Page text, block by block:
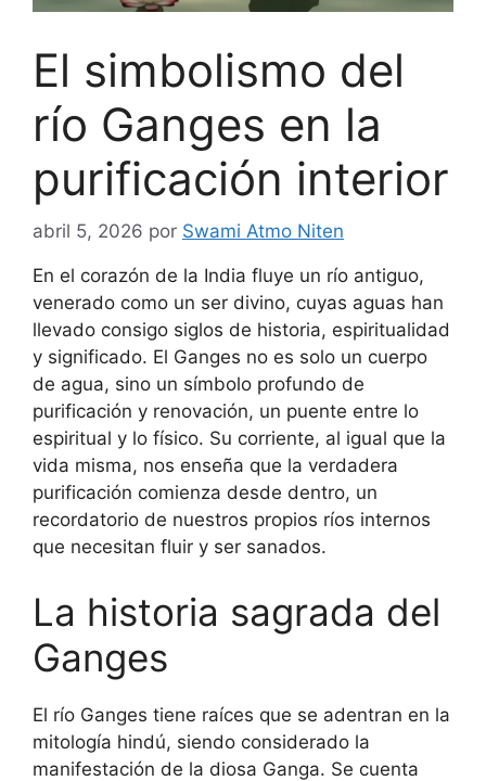
El simbolismo del
río Ganges en la
purificación interior
abril 5, 2026 por Swami Atmo Niten
En el corazón de la India fluye un río antiguo,
venerado como un ser divino, cuyas aguas han
llevado consigo siglos de historia, espiritualidad
y significado. El Ganges no es solo un cuerpo
de agua, sino un símbolo profundo de
purificación y renovación, un puente entre lo
espiritual y lo físico. Su corriente, al igual que la
vida misma, nos enseña que la verdadera
purificación comienza desde dentro, un
recordatorio de nuestros propios ríos internos
que necesitan fluir y ser sanados.
La historia sagrada del
Ganges
El río Ganges tiene raíces que se adentran en la
mitología hindú, siendo considerado la
manifestación de la diosa Ganga. Se cuenta